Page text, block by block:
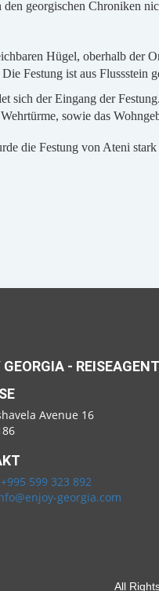
georgischen Chroniken
Hügel, oberhalb der
Festung ist aus Flussstein
sich der Eingang der Festung.
sowie das
die Festung von Ateni
-
Avenue 16
+995 599 323 892
georgia.com
All